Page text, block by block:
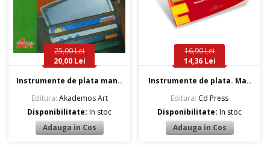
25,00 Lei
20,00 Lei
Instrumente de plata man..
Editura: Akademos Art
Disponibilitate:In stoc
16,90 Lei
14,36 Lei
Instrumente de plata. Ma..
Editura: Cd Press
Disponibilitate:In stoc